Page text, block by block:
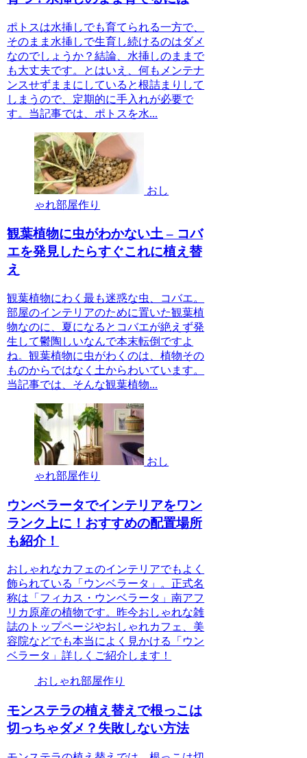
ポトスは水挿しでも育てられる一方で、
そのまま水挿しで生育し続けるのはダメ
なのでしょうか？結論、水挿しのままで
も大丈夫です。とはいえ、何もメンテナ
ンスせずままにしていると根詰まりして
しまうので、定期的に手入れが必要で
す。当記事では、ポトスを水...
おし
ゃれ部屋作り
観葉植物に虫がわかない土 – コバ
エを発見したらすぐこれに植え替
え
観葉植物にわく最も迷惑な虫、コバエ。
部屋のインテリアのために置いた観葉植
物なのに、夏になるとコバエが絶えず発
生して鬱陶しいなんで本末転倒ですよ
ね。観葉植物に虫がわくのは、植物その
ものからではなく土からわいています。
当記事では、そんな観葉植物...
おし
ゃれ部屋作り
ウンベラータでインテリアをワン
ランク上に！おすすめの配置場所
も紹介！
おしゃれなカフェのインテリアでもよく
飾られている「ウンベラータ」。正式名
称は「フィカス・ウンベラータ」南アフ
リカ原産の植物です。昨今おしゃれな雑
誌のトップページやおしゃれカフェ、美
容院などでも本当によく見かける「ウン
ベラータ」詳しくご紹介します！
おしゃれ部屋作り
モンステラの植え替えで根っこは
切っちゃダメ？失敗しない方法